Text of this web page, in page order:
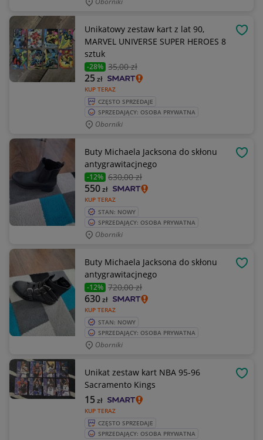
Unikatowy zestaw kart z lat 90,
MARVEL UNIVERSE SUPER HEROES 8
sztuk
-28% 35,00 zł
KUP TERAZ
25zł
CZĘSTO SPRZEDAJE
SPRZEDAJĄCY: OSOBA PRYWATNA
Oborniki
Buty Michaela Jacksona do skłonu
antygrawitacjnego
-12% 630,00 zł
KUP TERAZ
550zł
STAN: NOWY
SPRZEDAJĄCY: OSOBA PRYWATNA
Oborniki
Buty Michaela Jacksona do skłonu
antygrawitacjnego
-12% 720,00 zł
KUP TERAZ
630zł
STAN: NOWY
SPRZEDAJĄCY: OSOBA PRYWATNA
Oborniki
Unikat zestaw kart NBA 95-96
Sacramento Kings
KUP TERAZ
15zł
CZĘSTO SPRZEDAJE
SPRZEDAJĄCY: OSOBA PRYWATNA